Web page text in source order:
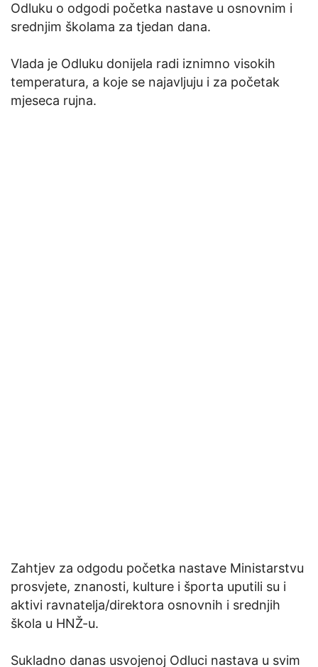
Odluku o odgodi početka nastave u osnovnim i
srednjim školama za tjedan dana.
Vlada je Odluku donijela radi iznimno visokih
temperatura, a koje se najavljuju i za početak
mjeseca rujna.
Zahtjev za odgodu početka nastave Ministarstvu
prosvjete, znanosti, kulture i športa uputili su i
aktivi ravnatelja/direktora osnovnih i srednjih
škola u HNŽ-u.
Sukladno danas usvojenoj Odluci nastava u svim